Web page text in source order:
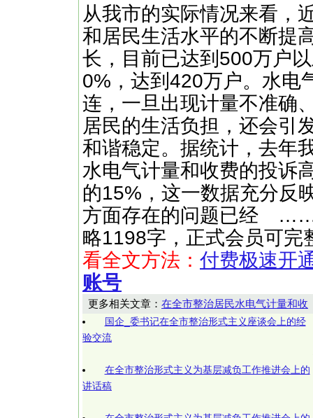
从我市的实际情况来看，
和居民生活水平的不断提
长，目前已达到500万户
0%，达到420万户。水电
连，一旦出现计量不准确
居民的生活负担，还会引
和谐稳定。据统计，去年
水电气计量和收费的投诉
的15%，这一数据充分反
方面存在的问题已经 ……
略1198字，正式会员可
看全文方法： 付费极速开
账号
更多相关文章： 在全市整治居民水电气计量和收
国企_委书记在全市整治形式主义座谈会上的经
验交流​​
在全市整治形式主义为基层减负工作推进会上的
讲话稿